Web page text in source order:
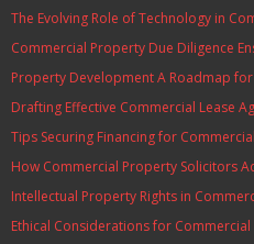
The Evolving Role of Technology in
Commercial Property Due Diligence
Property Development A Roadmap
Drafting Effective Commercial Lease
Tips Securing Financing for
How Commercial Property Solicitors
Intellectual Property Rights in
Ethical Considerations for